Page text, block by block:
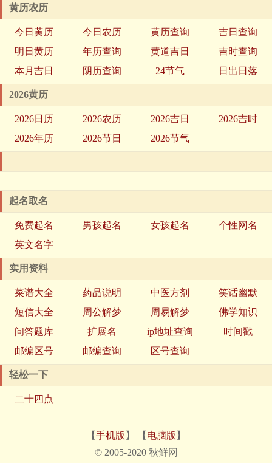
黄历农历
今日黄历 今日农历 黄历查询
吉日查询
明日黄历
年历查询 黄道吉日
吉时查询
本月吉日
阴历查询 24节气 日出日落
2026黄历
2026日历 2026农历 2026吉日
2026吉时
2026年历
2026节日 2026节气
起名取名
免费起名 男孩起名 女孩起名
个性网名
英文名字
实用资料
菜谱大全 药品说明 中医方剂
笑话幽默
短信大全
周公解梦 周易解梦
佛学知识
问答题库
扩展名 ip地址查询
时间戳
邮编区号
邮编查询 区号查询
轻松一下
二十四点
【手机版 】 【 电脑版 】
© 2005-2020 秋鲜网